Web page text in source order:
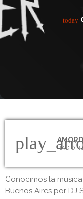
today
RADIO
Conocimos la
Buenos Aires por DJ